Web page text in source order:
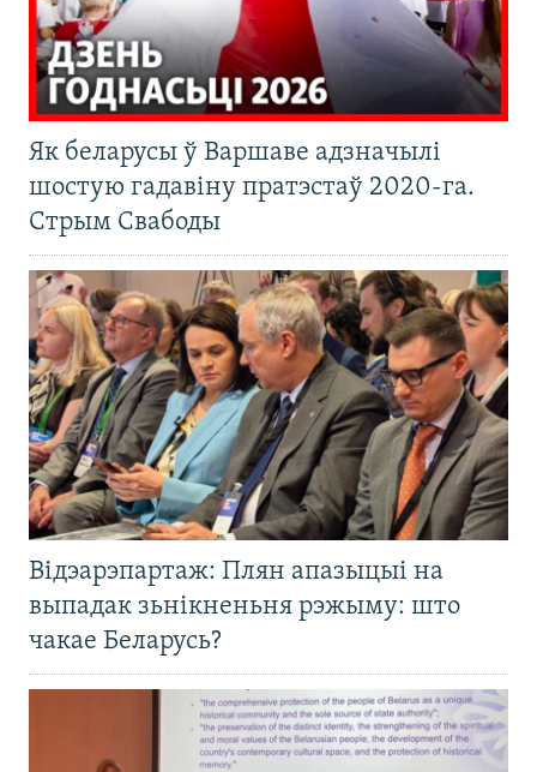
Як беларусы ў Варшаве адзначылі
шостую гадавіну пратэстаў 2020-га.
Стрым Свабоды
Відэарэпартаж: Плян апазыцыі на
выпадак зьнікненьня рэжыму: што
чакае Беларусь?